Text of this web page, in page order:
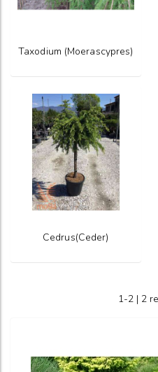
Taxodium (Moerascypres)
Cedrus(Ceder)
1-2 | 2